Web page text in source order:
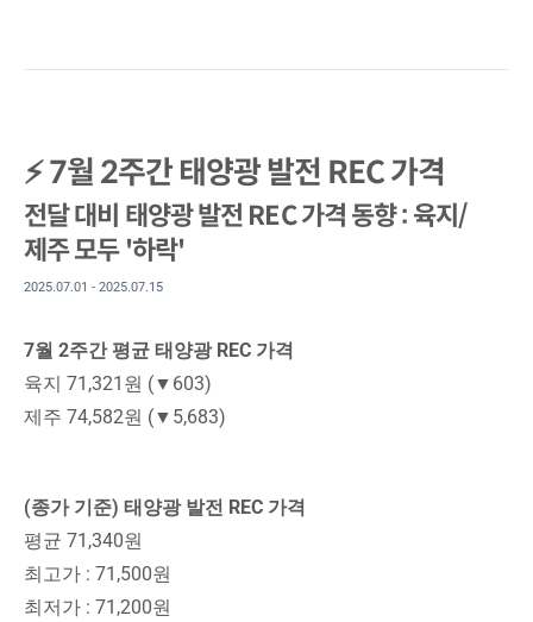
⚡ 7월 2주간 태양광 발전 REC 가격
전달 대비 태양광 발전 REC 가격 동향 : 육지/
제주 모두 '하락'
2025.07.01 - 2025.07.15
7월 2주간 평균 태양광 REC 가격
육지 71,321원 (▼603)
제주 74,582원 (▼5,683)
(종가 기준) 태양광 발전 REC 가격
평균 71,340원
최고가 : 71,500원
최저가 : 71,200원